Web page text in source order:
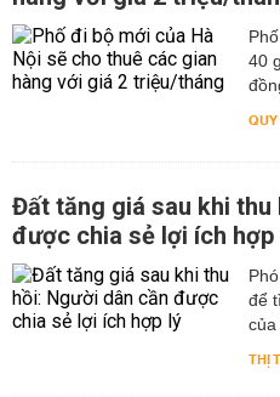
40
Đất tăng giá sau khi thu
được chia sẻ lợi ích hợp
để
của
THỊ